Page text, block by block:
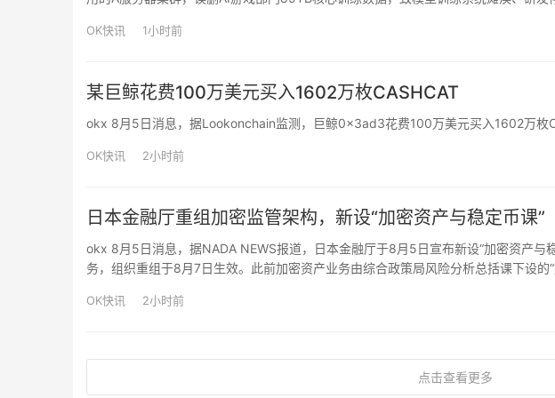
OK快讯 1小时前
某巨鲸花费100万美元买入1602万枚CASHCAT
okx 8月5日消息，据Lookonchain监测，巨鲸0x3ad3花费100万美元买入1602万枚
OK快讯 2小时前
日本金融厅重组加密监管架构，新设“加密资产与稳定币课”
okx 8月5日消息，据NADA NEWS报道，日本金融厅于8月5日宣布新设“加密资产与
务，组织重组于8月7日生效。此前加密资产业务由综合政策局风险分析总括课下设的
OK快讯 2小时前
点击查看更多